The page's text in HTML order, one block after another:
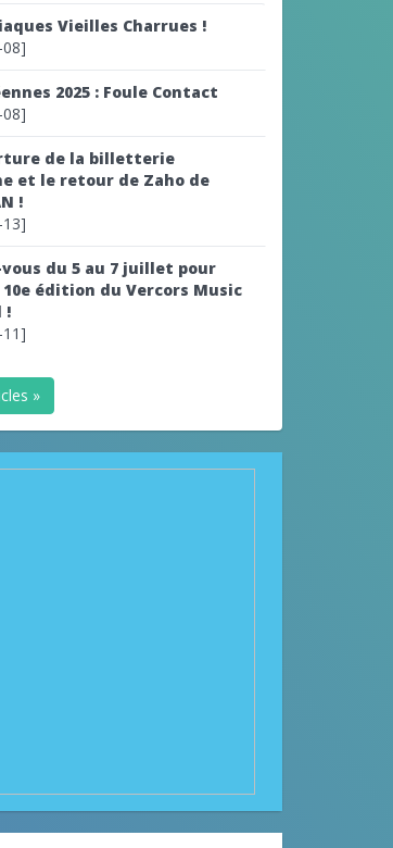
Vieilles Charrues !
2025 : Foule Contact
de la billetterie
et le retour de Zaho de
!
vous du 5 au 7 juillet pour
édition du Vercors Music
!
»